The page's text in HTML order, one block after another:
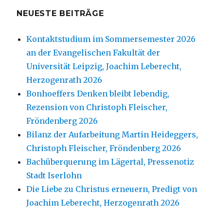
NEUESTE BEITRÄGE
Kontaktstudium im Sommersemester 2026
an der Evangelischen Fakultät der
Universität Leipzig, Joachim Leberecht,
Herzogenrath 2026
Bonhoeffers Denken bleibt lebendig,
Rezension von Christoph Fleischer,
Fröndenberg 2026
Bilanz der Aufarbeitung Martin Heideggers,
Christoph Fleischer, Fröndenberg 2026
Bachüberquerung im Lägertal, Pressenotiz
Stadt Iserlohn
Die Liebe zu Christus erneuern, Predigt von
Joachim Leberecht, Herzogenrath 2026